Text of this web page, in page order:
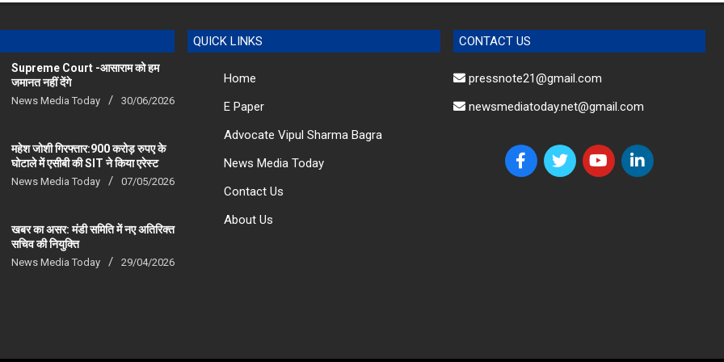
Supreme Court -आसाराम को हम
जमानत नहीं देंगे
News Media Today 30/06/2026
महेश जोशी गिरफ्तार:900 करोड़ रुपए के
घोटाले में एसीबी की SIT ने किया एरेस्‍ट
News Media Today 07/05/2026
खबर का असर: मंडी समिति में नए अतिरिक्त
सचिव की नियुक्ति
News Media Today 29/04/2026
QUICK LINKS
Home
E Paper
Advocate Vipul Sharma Bagra
News Media Today
Contact Us
About Us
CONTACT US
pressnote21@gmail.com
newsmediatoday.net@gmail.com